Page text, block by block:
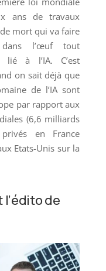
ans de travaux
mort qui va faire
l’œuf tout
lié à l’IA. C’est
on sait déjà que
de l’IA sont
par rapport aux
(6,6 milliards
privés en France
Etats-Unis sur la
l’édito de